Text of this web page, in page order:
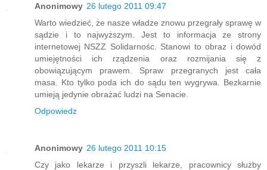
Anonimowy 26 lutego 2011 09:47
Warto wiedzieć, że nasze władze znowu przegrały sprawę w
sądzie i to najwyższym. Jest to informacja ze strony
internetowej NSZZ Solidarnośc. Stanowi to obraz i dowód
umiejętności ich rządzenia oraz rozmijania się z
obowiązującym prawem. Spraw przegranych jest cała
masa. Kto tylko poda ich do sądu ten wygrywa. Bezkarnie
umieją jedynie obrażać ludzi na Senacie.
Odpowiedz
Anonimowy 26 lutego 2011 10:15
Czy jako lekarze i przyszli lekarze, pracownicy służby